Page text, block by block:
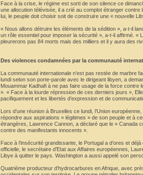
Face à la crise, le régime est sorti de son silence ce
une allocution télévisée, il a crié au complot étranger
lui, le peuple doit choisir soit de construire une « nouvelle
« Nous allons détruire les éléments de la sédition », a-t-il
un rôle essentiel pour imposer la sécurité », a-t-il affirmé. «
pleurerons pas 84 morts mais des milliers et il y aura des
Des violences condamnées par la communauté
La communauté internationale n’est pas restée de marbre
lundi selon son porte-parole avec le dirigeant libyen, a
Mouammar Kadhafi à ne pas faire usage de la force
». « Face à la lourde répression de ces derniers jours »,
pacifiquement et les libertés d’expression et de
Lors d’une réunion à Bruxelles ce lundi, l’Union
répondre aux aspirations « légitimes » de son peuple et à
étrangères, Lawrence Cannon, a déclaré que le « Canada
contre des manifestants innocents ».
Face à l’insécurité grandissante, le Portugal a d’ores et
officielle, le secrétaire d’Etat aux Affaires européennes,
Libye à quitter le pays. Washington a aussi appelé son
Quatrième producteur d’hydrocarbures en Afrique, avec